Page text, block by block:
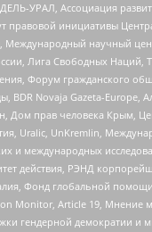
УРАЛ, Ассоциация
инициативы
научный
Лига Свободных
Форум гражданского
Novaja Gazeta-
Дом прав человека Крым,
Uralic, UnKremlin,
и международных
действия, РЭНД
Фонд глобальной
Monitor, Article 19,
гендерной демократии